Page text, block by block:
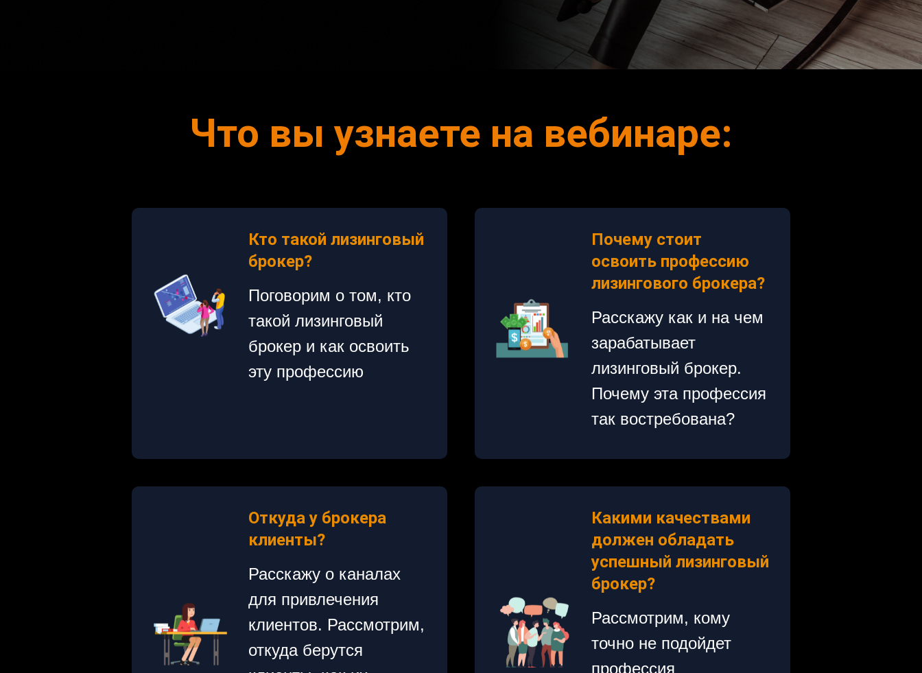
Что вы узнаете на вебинаре:
Кто такой лизинговый
брокер?
Поговорим о том, кто
такой лизинговый
брокер и как освоить
эту профессию
Почему стоит
освоить профессию
лизингового брокера?
Расскажу как и на чем
зарабатывает
лизинговый брокер.
Почему эта профессия
так востребована?
Откуда у брокера
клиенты?
Расскажу о каналах
для привлечения
клиентов. Рассмотрим,
откуда берутся
Какими качествами
должен обладать
успешный лизинговый
брокер?
Рассмотрим, кому
точно не подойдет
профессия